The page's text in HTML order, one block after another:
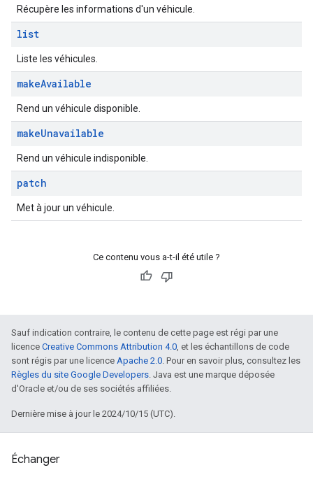
Récupère les informations d'un véhicule.
list
Liste les véhicules.
makeAvailable
Rend un véhicule disponible.
makeUnavailable
Rend un véhicule indisponible.
patch
Met à jour un véhicule.
Ce contenu vous a-t-il été utile ?
Sauf indication contraire, le contenu de cette page est régi par une
licence Creative Commons Attribution 4.0, et les échantillons de code
sont régis par une licence Apache 2.0. Pour en savoir plus, consultez les
Règles du site Google Developers. Java est une marque déposée
d'Oracle et/ou de ses sociétés affiliées.
Dernière mise à jour le 2024/10/15 (UTC).
Échanger